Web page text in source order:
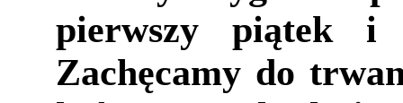
pierwszy piątek i
Zachęcamy do